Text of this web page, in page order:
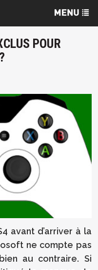
POUR
avant d’arriver à la
ne compte pas
au contraire. Si